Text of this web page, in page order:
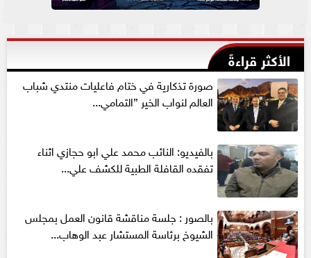
الأكثر قراءةً
صورة تذكارية في ختام فاعليات منتدي شباب
العالم لنواب الخير ”التمامي...
بالفيديو: النائب محمد علي ابو حجازي اثناء
تفقده القافلة الطبية للكشف علي...
بالصور : جلسة مناقشة قانون العمل بمجلس
الشيوخ برئاسة المستشار عبد الوهاب...